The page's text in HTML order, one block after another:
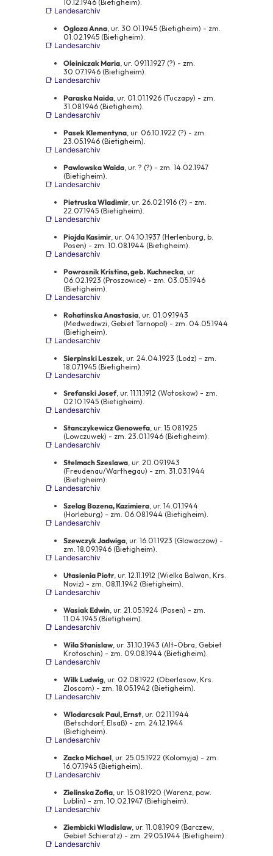
10.12.1946 (Bietigheim).
📑 Landesarchiv
Ogloza Anna, ur. 30.01.1945 (Bietigheim) - zm.
01.02.1945 (Bietigheim).
📑 Landesarchiv
Oleiniczak Maria, ur. 09.11.1927 (?) - zm.
30.07.1946 (Bietigheim).
📑 Landesarchiv
Paraska Naida, ur. 01.01.1926 (Tuczapy) - zm.
31.08.1946 (Bietigheim).
📑 Landesarchiv
Pasek Klementyna, ur. 06.10.1922 (?) - zm.
23.05.1946 (Bietigheim).
📑 Landesarchiv
Pawlowska Waida, ur. ? (?) - zm. 14.02.1947
(Bietigheim).
📑 Landesarchiv
Pietruska Wladimir, ur. 26.02.1916 (?) - zm.
22.07.1945 (Bietigheim).
📑 Landesarchiv
Piojda Kasimir, ur. 04.10.1937 (Herlenburg, b.
Posen) - zm. 10.08.1944 (Bietigheim).
📑 Landesarchiv
Powrosnik Kristina, geb. Kuchnecka, ur.
06.02.1923 (Proszowice) - zm. 03.05.1946
(Bietigheim).
📑 Landesarchiv
Rohatinska Anastasia, ur. 01.09.1943
(Medwediwzi, Gebiet Tarnopol) - zm. 04.05.1944
(Bietigheim).
📑 Landesarchiv
Sierpinski Leszek, ur. 24.04.1923 (Lodz) - zm.
18.07.1945 (Bietigheim).
📑 Landesarchiv
Srefanski Josef, ur. 11.11.1912 (Wotoskow) - zm.
02.10.1945 (Bietigheim).
📑 Landesarchiv
Stanczykewicz Genowefa, ur. 15.08.1925
(Lowczuwek) - zm. 23.01.1946 (Bietigheim).
📑 Landesarchiv
Stelmach Szeslawa, ur. 20.09.1943
(Freudenau/Warthegau) - zm. 31.03.1944
(Bietigheim).
📑 Landesarchiv
Szelag Bozena, Kazimiera, ur. 14.01.1944
(Horleburg) - zm. 06.08.1944 (Bietigheim).
📑 Landesarchiv
Szewczyk Jadwiga, ur. 16.01.1923 (Glowaczow) -
zm. 18.09.1946 (Bietigheim).
📑 Landesarchiv
Utasienia Piotr, ur. 12.11.1912 (Wielka Balwan, Krs.
Noviz) - zm. 08.11.1942 (Bietigheim).
📑 Landesarchiv
Wasiak Edwin, ur. 21.05.1924 (Posen) - zm.
11.04.1945 (Bietigheim).
📑 Landesarchiv
Wila Stanislaw, ur. 31.10.1943 (Alt-Obra, Gebiet
Krotoschin) - zm. 09.08.1944 (Bietigheim).
📑 Landesarchiv
Wilk Ludwig, ur. 02.08.1922 (Oberlasow, Krs.
Zloscom) - zm. 18.05.1942 (Bietigheim).
📑 Landesarchiv
Wlodarcsak Paul, Ernst, ur. 02.11.1944
(Betschdorf, Elsaß) - zm. 24.12.1944
(Bietigheim).
📑 Landesarchiv
Zacko Michael, ur. 25.05.1922 (Kolomyja) - zm.
16.07.1945 (Bietigheim).
📑 Landesarchiv
Zielinska Zofia, ur. 15.08.1920 (Warenz, pow.
Lublin) - zm. 10.02.1947 (Bietigheim).
📑 Landesarchiv
Ziembicki Wladislaw, ur. 11.08.1909 (Barczew,
Gebiet Schieratz) - zm. 29.05.1944 (Bietigheim).
📑 Landesarchiv
Zgoda na pliki cookie
Cookies to małe pliki danych, które są przechowywane na Twoim
do poprawy działania serwisu, personalizacji treści, oraz analizy ruchu
Dostosuj Zezwól na wszystkie